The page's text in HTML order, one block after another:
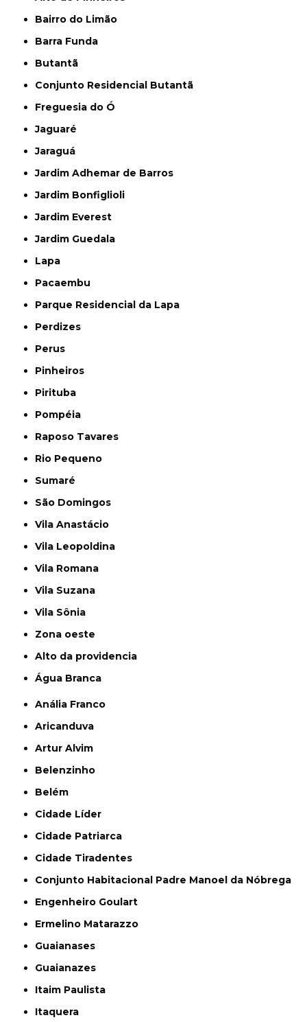
Bairro do Limão
Barra Funda
Butantã
Conjunto Residencial Butantã
Freguesia do Ó
Jaguaré
Jaraguá
Jardim Adhemar de Barros
Jardim Bonfiglioli
Jardim Everest
Jardim Guedala
Lapa
Pacaembu
Parque Residencial da Lapa
Perdizes
Perus
Pinheiros
Pirituba
Pompéia
Raposo Tavares
Rio Pequeno
Sumaré
São Domingos
Vila Anastácio
Vila Leopoldina
Vila Romana
Vila Suzana
Vila Sônia
Zona oeste
alto da providencia
Água Branca
Anália Franco
Aricanduva
Artur Alvim
Belenzinho
Belém
Cidade Líder
Cidade Patriarca
Cidade Tiradentes
Conjunto Habitacional Padre Manoel da Nóbrega
Engenheiro Goulart
Ermelino Matarazzo
Guaianases
Guaianazes
Itaim Paulista
Itaquera